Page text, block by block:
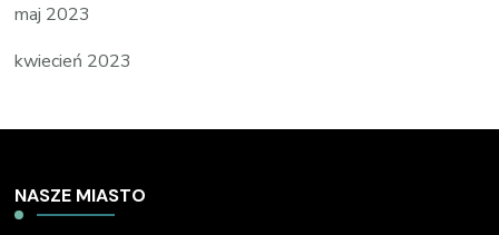
maj 2023
kwiecień 2023
NASZE MIASTO